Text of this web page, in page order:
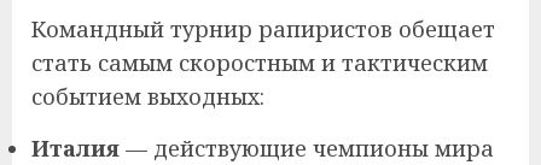
Командный турнир рапиристов обещает
стать самым скоростным и тактическим
событием выходных:
Италия — действующие чемпионы мира